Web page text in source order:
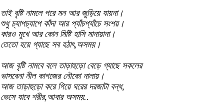
তাই বৃষ্টি নামলে পরে মন আর জুড়িয়ে যায়না।
শুধু চ্যাপচ্যাপে কাঁদা আর প্যাঁচপ্যাঁচে সংশয়।
কারও মুখে আর কোন মিষ্টি হাসি মানায়ানা।
তেতো হয়ে গ্যাছে সব হঠাৎ,অসময়।
আজ বৃষ্টি নামবে বলে তাড়াহুড়ো বেড়ে গ্যাছে সকলের
ভাসবেনা নীল কাগজের নৌকো নালায়।
আজ তাড়াহুড়ো করে গিয়ে ঘরের দরজাটা বন্ধ,
ভেসে যাবে শরীর,আবার অসময়..